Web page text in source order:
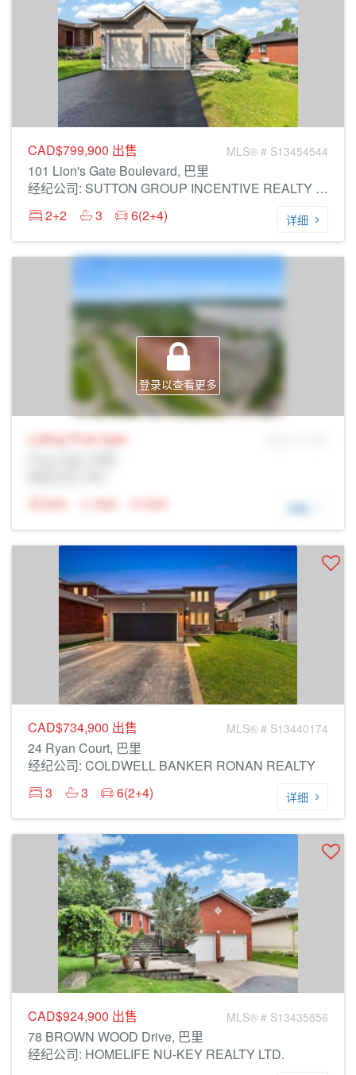
CAD$799,900 出售 MLS® # S13454544
101 Lion's Gate Boulevard, 巴里
经纪公司: SUTTON GROUP INCENTIVE REALTY INC.
2+2
3 6(2+4) 详细
登录以查看更多
Listing Price Sale
N/A
N/A N/A 详细
CAD$734,900 出售 MLS® # S13440174
24 Ryan Court, 巴里
经纪公司: COLDWELL BANKER RONAN REALTY
3
3 6(2+4) 详细
CAD$924,900 出售 MLS® # S13435856
78 BROWN WOOD Drive, 巴里
经纪公司: HOMELIFE NU-KEY REALTY LTD.